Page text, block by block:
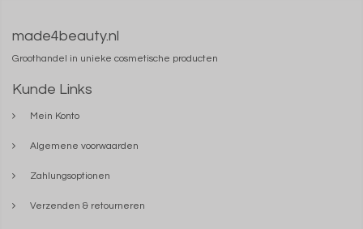
made4beauty.nl
Groothandel in unieke cosmetische producten
Kunde Links
Mein Konto
Algemene voorwaarden
Zahlungsoptionen
Verzenden & retourneren